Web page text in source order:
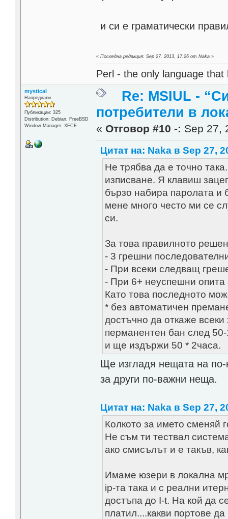
и си е граматически
«Последна редакция: Sep 27, 2013, 17:26 от Naka »
Perl - the only language
mystical
Напреднали
Публикации: 325
Distribution: Debian, FreeBSD
Window Manager: XFCE
Re: MSIUL -
потребители в
« Отговор #10 -: Sep 27,
Цитат на: Naka в Sep 27,
Не трябва да е точно
изписване. Я клавиш
бързо набира паролата и
мене много често ми се
си.
За това правилното
- 3 грешни
- При всеки следващ
- При 6+ неуспешни опита
Като това последното
* без автоматичен
достъчно да откаже
перманентен бан след
и ще издържи 50 * 2часа.
Ще изгладя нещата на
за други по-важни неща.
Цитат на: Naka в Sep 27,
Колкото за името сменяй
Не съм ти тествал
ако смисълът и е такъв,
Имаме юзери в локална
ip-та така и с реални
достъпа до I-t. На кой да
платил....какви портове